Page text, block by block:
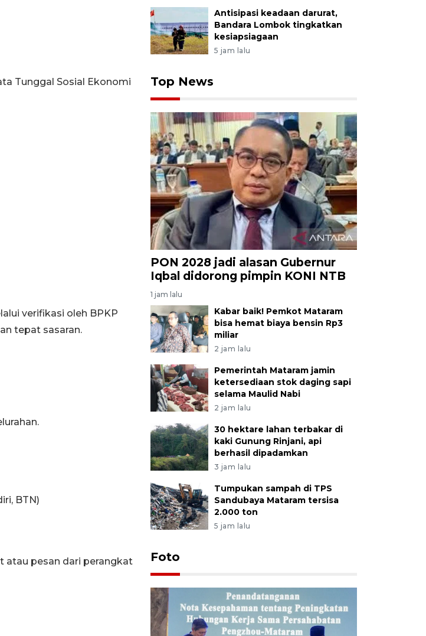
Tunggal Sosial Ekonomi
verifikasi oleh BPKP
tepat sasaran.
BTN)
atau pesan dari perangkat
Antisipasi keadaan darurat,
Bandara Lombok tingkatkan
kesiapsiagaan
5 jam lalu
Top News
PON 2028 jadi alasan Gubernur
Iqbal didorong pimpin KONI NTB
1 jam lalu
Kabar baik! Pemkot Mataram
bisa hemat biaya bensin Rp3
miliar
2 jam lalu
Pemerintah Mataram jamin
ketersediaan stok daging sapi
selama Maulid Nabi
2 jam lalu
30 hektare lahan terbakar di
kaki Gunung Rinjani, api
berhasil dipadamkan
3 jam lalu
Tumpukan sampah di TPS
Sandubaya Mataram tersisa
2.000 ton
5 jam lalu
Foto